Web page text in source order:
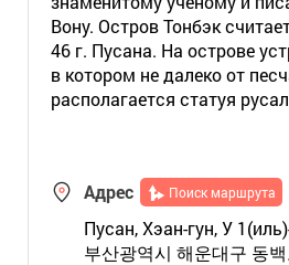
Вону. Остров Тонбэк
46 г. Пусана. На острове
в котором не далеко от
располагается статуя
Адрес Поиск маршрута
Пусан, Хэан-гун, У
부산광역시 해운대구 동